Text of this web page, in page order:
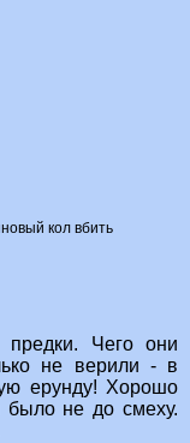
кол вбить
Чего они
не верили - в
ерунду! Хорошо
не до смеху.